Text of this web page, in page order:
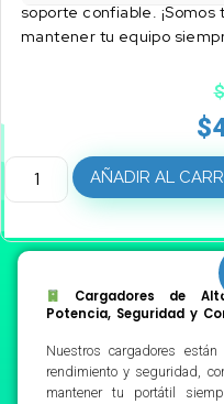
soporte confiable.
mantener tu equipo
$
$
AÑADIR AL
Cargadores de
Potencia, Seguridad y
Nuestros cargadores
rendimiento y seguridad,
mantener tu portátil